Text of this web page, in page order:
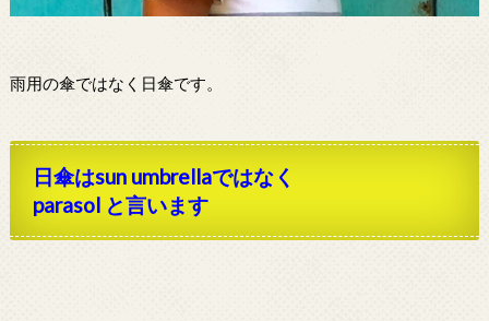
雨用の傘ではなく日傘です。
日傘はsun umbrellaではなく
parasol と言います